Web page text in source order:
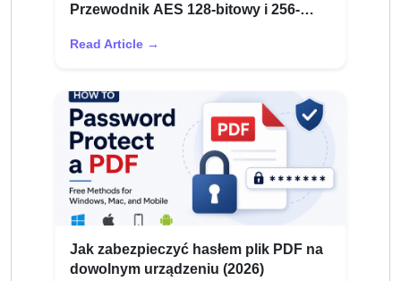
Przewodnik AES 128-bitowy i 256-
Read Article →
Jak zabezpieczyć hasłem plik PDF na
dowolnym urządzeniu (2026)